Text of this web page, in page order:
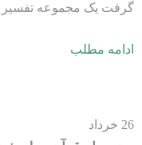
گرفت یک مجموعه تفسیر
ادامه مطلب
26 خرداد